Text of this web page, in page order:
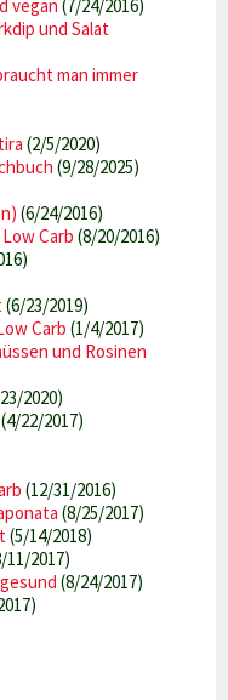
vegan (7/24/2016)
und Salat
man immer
(2/5/2020)
(9/28/2025)
(6/24/2016)
Carb (8/20/2016)
(6/23/2019)
Carb (1/4/2017)
und Rosinen
2020)
(4/22/2017)
(12/31/2016)
(8/25/2017)
(5/14/2018)
11/2017)
(8/24/2017)